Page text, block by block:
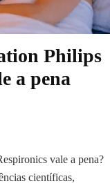
Philips
a pena
vale a pena?
científicas,